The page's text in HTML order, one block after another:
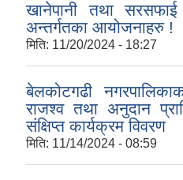
खानेपानी तथा
अन्तर्गतका आयोजनाहरु !
मिति: 11/20/2024 - 18:27
बेलकोटगढी
राजश्व तथा अनुदान
संक्षिप्त कार्यक्रम विवरण
मिति: 11/14/2024 - 08:59